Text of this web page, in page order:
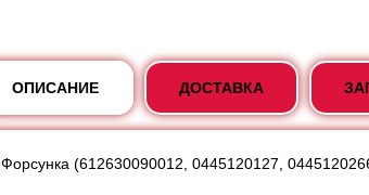
ОПИСАНИЕ ДОСТАВКА
Форсунка (612630090012, 0445120127,